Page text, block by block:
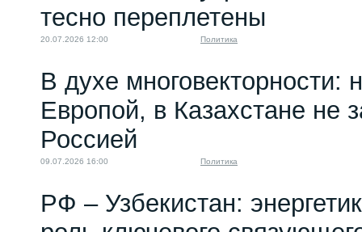
тесно переплетены
20.07.2026 12:00 Политика
В духе многовекторности:
Европой, в Казахстане не
Россией
09.07.2026 16:00 Политика
РФ – Узбекистан: